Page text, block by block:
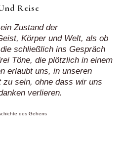
Reise
Zustand der
Körper und Welt, als ob
schließlich ins Gespräch
Töne, die plötzlich in einem
erlaubt uns, in unseren
zu sein, ohne dass wir uns
verlieren.
des Gehens